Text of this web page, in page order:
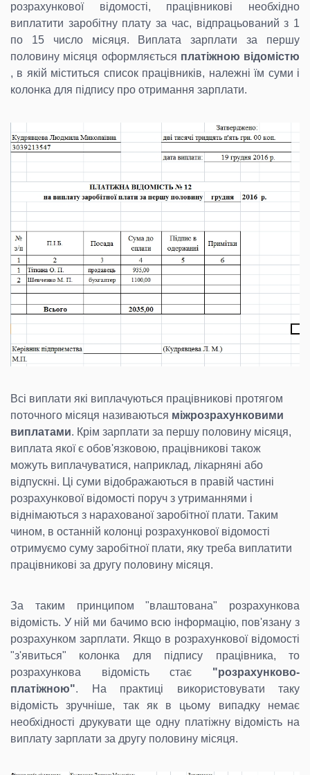
розрахункової відомості, працівникові необхідно
виплатити заробітну плату за час, відпрацьований з 1
по 15 число місяця. Виплата зарплати за першу
половину місяця оформляється платіжною відомістю
, в якій міститься список працівників, належні їм суми і
колонка для підпису про отримання зарплати.
Всі виплати які виплачуються працівникові протягом
поточного місяця називаються міжрозрахунковими
виплатами. Крім зарплати за першу половину місяця,
виплата якої є обов'язковою, працівникові також
можуть виплачуватися, наприклад, лікарняні або
відпускні. Ці суми відображаються в правій частині
розрахункової відомості поруч з утриманнями і
віднімаються з нарахованої заробітної плати. Таким
чином, в останній колонці розрахункової відомості
отримуємо суму заробітної плати, яку треба виплатити
працівникові за другу половину місяця.
За таким принципом "влаштована" розрахункова
відомість. У ній ми бачимо всю інформацію, пов'язану з
розрахунком зарплати. Якщо в розрахункової відомості
"з'явиться" колонка для підпису працівника, то
розрахункова відомість стає "розрахунково-
платіжною". На практиці використовувати таку
відомість зручніше, так як в цьому випадку немає
необхідності друкувати ще одну платіжну відомість на
виплату зарплати за другу половину місяця.